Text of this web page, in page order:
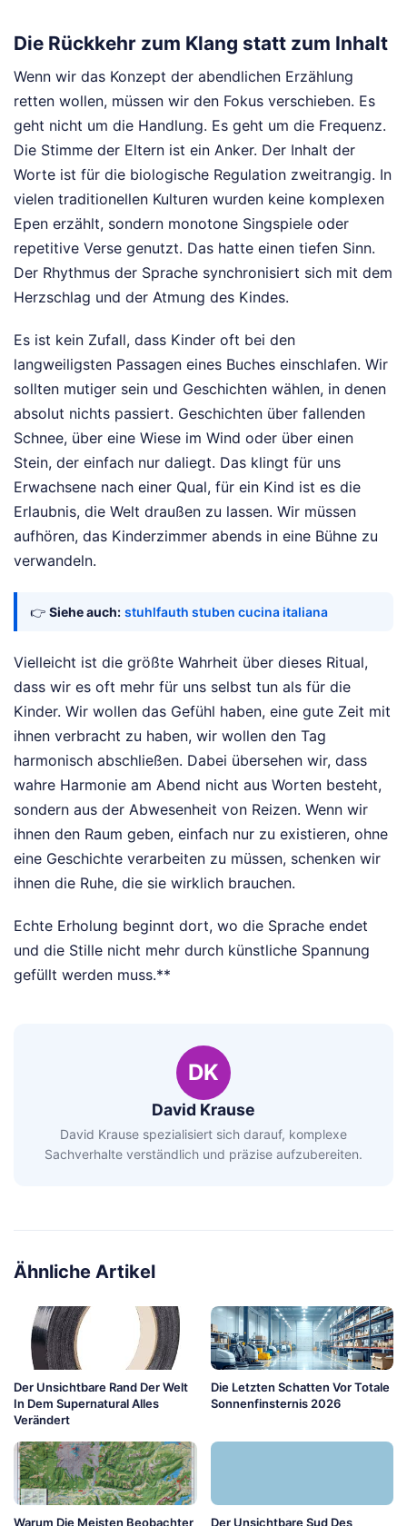
Die Rückkehr zum Klang statt zum Inhalt
Wenn wir das Konzept der abendlichen Erzählung
retten wollen, müssen wir den Fokus verschieben. Es
geht nicht um die Handlung. Es geht um die Frequenz.
Die Stimme der Eltern ist ein Anker. Der Inhalt der
Worte ist für die biologische Regulation zweitrangig. In
vielen traditionellen Kulturen wurden keine komplexen
Epen erzählt, sondern monotone Singspiele oder
repetitive Verse genutzt. Das hatte einen tiefen Sinn.
Der Rhythmus der Sprache synchronisiert sich mit dem
Herzschlag und der Atmung des Kindes.
Es ist kein Zufall, dass Kinder oft bei den
langweiligsten Passagen eines Buches einschlafen. Wir
sollten mutiger sein und Geschichten wählen, in denen
absolut nichts passiert. Geschichten über fallenden
Schnee, über eine Wiese im Wind oder über einen
Stein, der einfach nur daliegt. Das klingt für uns
Erwachsene nach einer Qual, für ein Kind ist es die
Erlaubnis, die Welt draußen zu lassen. Wir müssen
aufhören, das Kinderzimmer abends in eine Bühne zu
verwandeln.
👉 Siehe auch: stuhlfauth stuben cucina italiana
Vielleicht ist die größte Wahrheit über dieses Ritual,
dass wir es oft mehr für uns selbst tun als für die
Kinder. Wir wollen das Gefühl haben, eine gute Zeit mit
ihnen verbracht zu haben, wir wollen den Tag
harmonisch abschließen. Dabei übersehen wir, dass
wahre Harmonie am Abend nicht aus Worten besteht,
sondern aus der Abwesenheit von Reizen. Wenn wir
ihnen den Raum geben, einfach nur zu existieren, ohne
eine Geschichte verarbeiten zu müssen, schenken wir
ihnen die Ruhe, die sie wirklich brauchen.
Echte Erholung beginnt dort, wo die Sprache endet
und die Stille nicht mehr durch künstliche Spannung
gefüllt werden muss.**
DK
David Krause
David Krause spezialisiert sich darauf, komplexe
Sachverhalte verständlich und präzise aufzubereiten.
Ähnliche Artikel
Der Unsichtbare Rand Der Welt
In Dem Supernatural Alles
Verändert
Die Letzten Schatten Vor Totale
Sonnenfinsternis 2026
Warum Die Meisten Beobachter Der Unsichtbare Sud Des